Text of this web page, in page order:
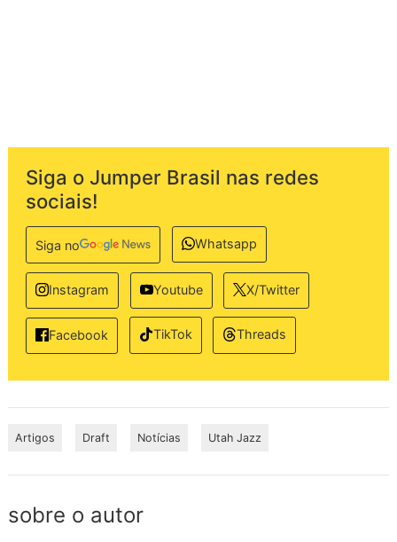
Siga o Jumper Brasil nas redes
sociais!
Siga no Whatsapp
Instagram Youtube X/Twitter
Facebook TikTok Threads
Artigos Draft Notícias Utah Jazz
sobre o autor